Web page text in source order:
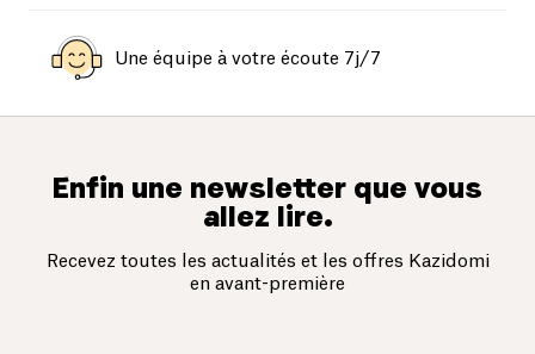
Une équipe à votre écoute 7j/7
Enfin une newsletter que vous
allez lire.
Recevez toutes les actualités et les offres Kazidomi
en avant-première